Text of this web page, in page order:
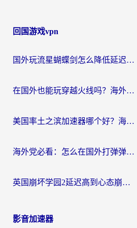
回国游戏vpn
国外玩流星蝴蝶剑怎么降低延迟？海外党必看的加速秘籍（含欧洲鸣潮&彩虹岛优化攻略）
在国外也能玩穿越火线吗？海外玩家国服游戏畅玩终极指南
美国率土之滨加速器哪个好？海外党国服游戏畅玩终极指南（附多游戏解决方案）
海外党必看：怎么在国外打弹弹堂不卡？番茄加速器亲测指南
英国崩坏学园2延迟高到心态崩？海外党国服游戏加速终极指南
影音加速器